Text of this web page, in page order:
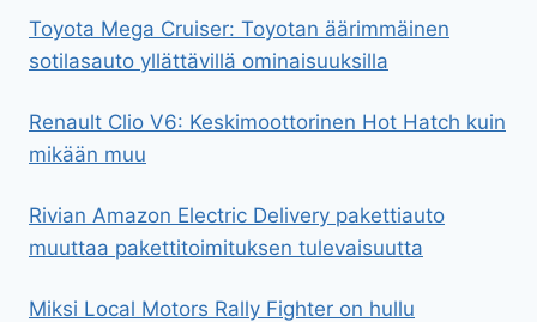
Toyota Mega Cruiser: Toyotan äärimmäinen
sotilasauto yllättävillä ominaisuuksilla
Renault Clio V6: Keskimoottorinen Hot Hatch kuin
mikään muu
Rivian Amazon Electric Delivery pakettiauto
muuttaa pakettitoimituksen tulevaisuutta
Miksi Local Motors Rally Fighter on hullu